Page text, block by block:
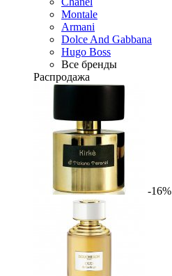
Montale
Armani
Dolce And Gabbana
Hugo Boss
Все бренды
Распродажа
-16%